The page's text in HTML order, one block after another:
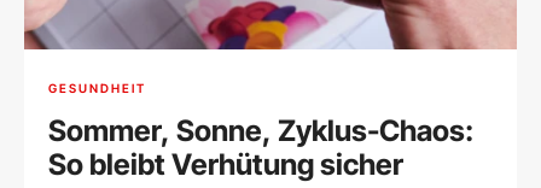
GESUNDHEIT
Sommer, Sonne, Zyklus-Chaos:
So bleibt Verhütung sicher